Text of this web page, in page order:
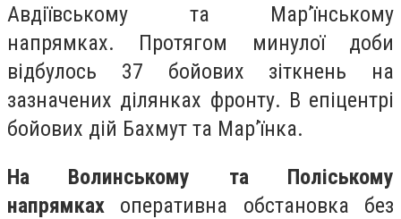
Авдіївському та Мар’їнському
напрямках. Протягом минулої доби
відбулось 37 бойових зіткнень на
зазначених ділянках фронту. В епіцентрі
бойових дій Бахмут та Мар’їнка.
На Волинському та Поліському
напрямках оперативна обстановка без